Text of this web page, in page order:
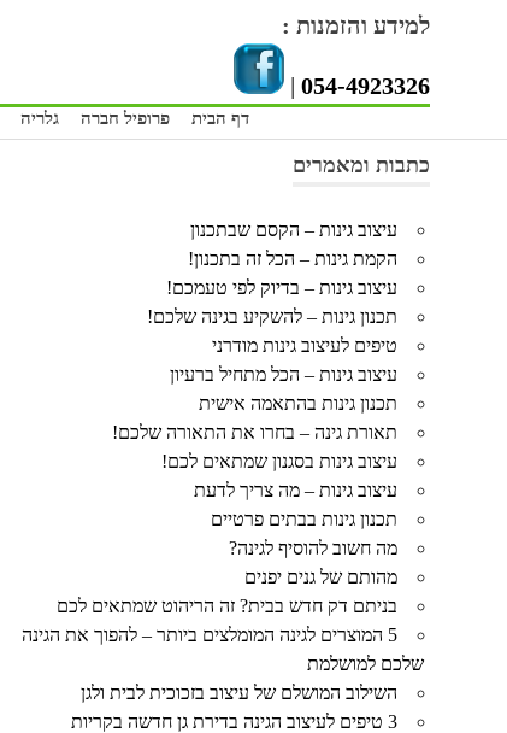
למידע והזמנות :
054-4923326
|
גלריה פרופיל חברה דף הבית
כתבות ומאמרים
עיצוב גינות – הקסם שבתכנון
הקמת גינות – הכל זה בתכנון!
עיצוב גינות – בדיוק לפי טעמכם!
תכנון גינות – להשקיע בגינה שלכם!
טיפים לעיצוב גינות מודרני
עיצוב גינות – הכל מתחיל ברעיון
תכנון גינות בהתאמה אישית
תאורת גינה – בחרו את התאורה שלכם!
עיצוב גינות בסגנון שמתאים לכם!
עיצוב גינות – מה צריך לדעת
תכנון גינות בבתים פרטיים
מה חשוב להוסיף לגינה?
מהותם של גנים יפנים
בניתם דק חדש בבית? זה הריהוט שמתאים לכם
5 המוצרים לגינה המומלצים ביותר – להפוך את הגינה
שלכם למושלמת
השילוב המושלם של עיצוב בזכוכית לבית ולגן
3 טיפים לעיצוב הגינה בדירת גן חדשה בקריות